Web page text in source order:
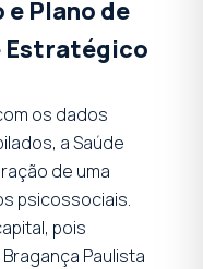
Plano de
Estratégico
os dados
a Saúde
de uma
psicossociais.
pois
Paulista